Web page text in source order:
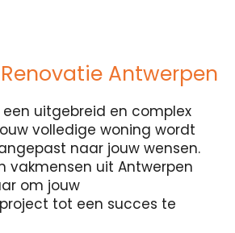
Antwerpen
een uitgebreid en complex
volledige woning wordt
naar jouw wensen.
vakmensen uit Antwerpen
om jouw
tot een succes te